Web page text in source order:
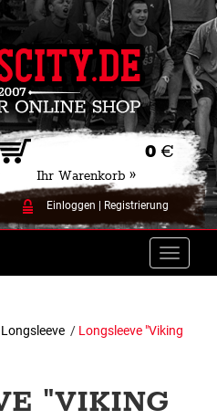
0 €
Ihr Warenkorb »
Einloggen Registrierung
Toggle
Longsleeve / Longsleeve "Viking
"VIKING